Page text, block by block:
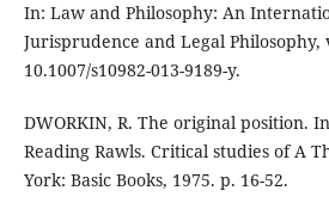
In: Law and Philosophy: An
Jurisprudence and Legal Philosophy,
10.1007/s10982-013-9189-y.
DWORKIN, R. The original position.
Reading Rawls. Critical studies of A
York: Basic Books, 1975. p. 16-52.